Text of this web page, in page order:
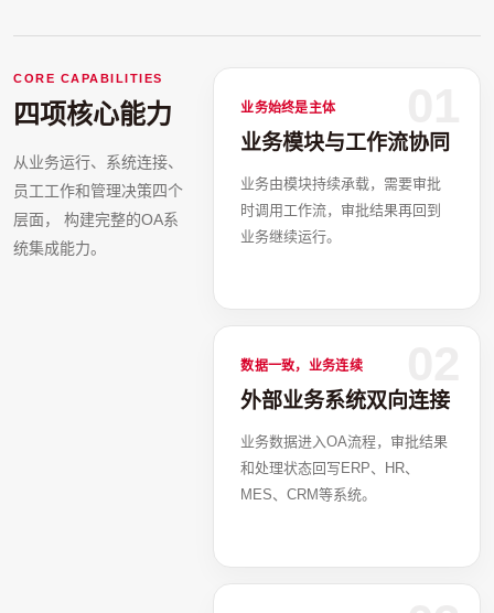
CORE CAPABILITIES
四项核心能力
从业务运行、系统连接、
员工工作和管理决策四个
层面， 构建完整的OA系
统集成能力。
业务始终是主体
业务模块与工作流协同
业务由模块持续承载，需要审批
时调用工作流，审批结果再回到
业务继续运行。
数据一致，业务连续
外部业务系统双向连接
业务数据进入OA流程，审批结果
和处理状态回写ERP、HR、
MES、CRM等系统。